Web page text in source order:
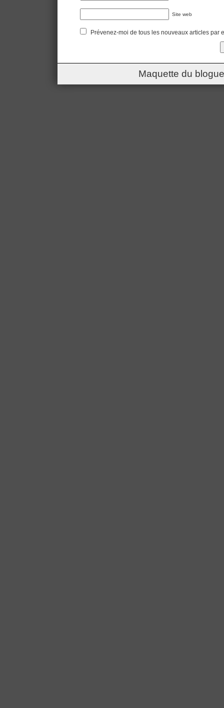
Site web
Prévenez-moi de tous les nouveaux articles par
Maquette du